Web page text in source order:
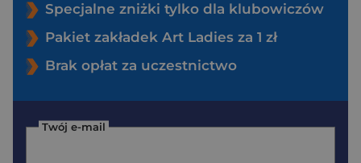
Specjalne zniżki tylko dla klubowiczów
Pakiet zakładek Art Ladies za 1 zł
Brak opłat za uczestnictwo
Twój e-mail